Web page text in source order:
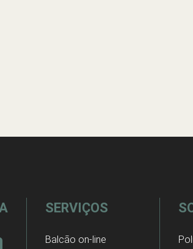
SERVIÇOS
Balcão on-line